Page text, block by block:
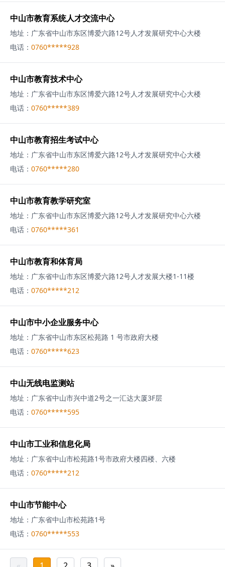
中山市教育系统人才交流中心
地址： 广东省中山市东区博爱六路12号人才发展研究中心大楼
电话： 0760*****928
中山市教育技术中心
地址： 广东省中山市东区博爱六路12号人才发展研究中心大楼
电话： 0760*****389
中山市教育招生考试中心
地址： 广东省中山市东区博爱六路12号人才发展研究中心大楼
电话： 0760*****280
中山市教育教学研究室
地址： 广东省中山市东区博爱六路12号人才发展研究中心六楼
电话： 0760*****361
中山市教育和体育局
地址： 广东省中山市东区博爱六路12号人才发展大楼1-11楼
电话： 0760*****212
中山市中小企业服务中心
地址： 广东省中山市东区松苑路 1 号市政府大楼
电话： 0760*****623
中山无线电监测站
地址： 广东省中山市兴中道2号之一汇达大厦3F层
电话： 0760*****595
中山市工业和信息化局
地址： 广东省中山市松苑路1号市政府大楼四楼、六楼
电话： 0760*****212
中山市节能中心
地址： 广东省中山市松苑路1号
电话： 0760*****553